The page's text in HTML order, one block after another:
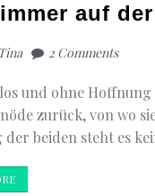
auf
Tina 2 Comments
und ohne Hoffnung
zurück, von wo
beiden steht es